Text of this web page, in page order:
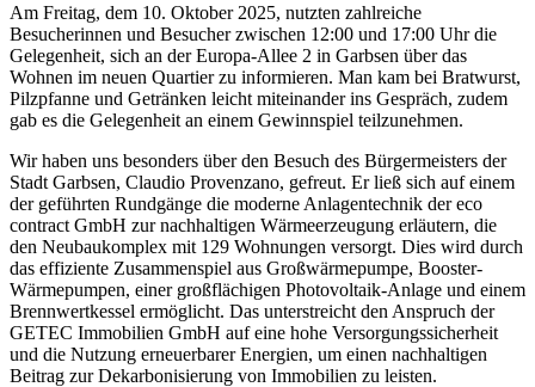
Am Freitag, dem 10. Oktober 2025, nutzten zahlreiche
Besucherinnen und Besucher zwischen 12:00 und 17:00 Uhr die
Gelegenheit, sich an der Europa-Allee 2 in Garbsen über das
Wohnen im neuen Quartier zu informieren. Man kam bei Bratwurst,
Pilzpfanne und Getränken leicht miteinander ins Gespräch, zudem
gab es die Gelegenheit an einem Gewinnspiel teilzunehmen.
Wir haben uns besonders über den Besuch des Bürgermeisters der
Stadt Garbsen, Claudio Provenzano, gefreut. Er ließ sich auf einem
der geführten Rundgänge die moderne Anlagentechnik der eco
contract GmbH zur nachhaltigen Wärmeerzeugung erläutern, die
den Neubaukomplex mit 129 Wohnungen versorgt. Dies wird durch
das effiziente Zusammenspiel aus Großwärmepumpe, Booster-
Wärmepumpen, einer großflächigen Photovoltaik-Anlage und einem
Brennwertkessel ermöglicht. Das unterstreicht den Anspruch der
GETEC Immobilien GmbH auf eine hohe Versorgungssicherheit
und die Nutzung erneuerbarer Energien, um einen nachhaltigen
Beitrag zur Dekarbonisierung von Immobilien zu leisten.